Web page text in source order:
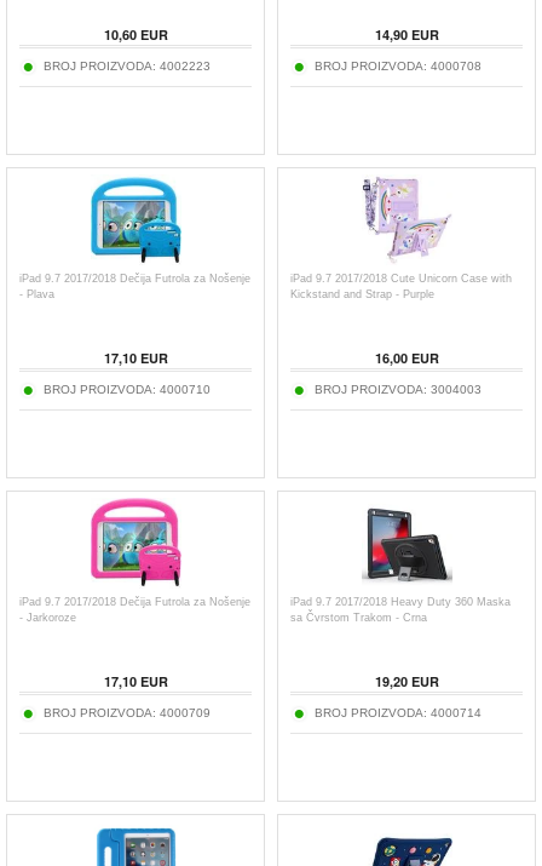
10,60EUR
BROJ PROIZVODA: 4002223
14,90EUR
BROJ PROIZVODA: 4000708
iPad 9.7 2017/2018 Dečija Futrola za Nošenje
- Plava
17,10EUR
BROJ PROIZVODA: 4000710
iPad 9.7 2017/2018 Cute Unicorn Case with
Kickstand and Strap - Purple
16,00EUR
BROJ PROIZVODA: 3004003
iPad 9.7 2017/2018 Dečija Futrola za Nošenje
- Jarkoroze
17,10EUR
BROJ PROIZVODA: 4000709
iPad 9.7 2017/2018 Heavy Duty 360 Maska
sa Čvrstom Trakom - Crna
19,20EUR
BROJ PROIZVODA: 4000714